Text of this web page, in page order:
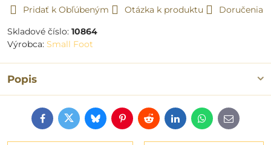
Pridať k Obľúbeným Otázka k produktu
Doručenia
Skladové číslo: 10864
Výrobca: Small Foot
Popis
FacebookTwitterBlueskyPinterestRedditLinkedInWhatsApp
E-
mail